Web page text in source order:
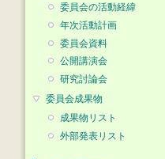
委員会の活動経緯
年次活動計画
委員会資料
公開講演会
研究討論会
委員会成果物
成果物リスト
外部発表リスト